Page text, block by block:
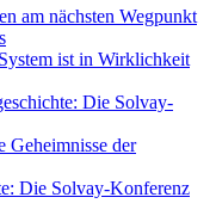
am nächsten Wegpunkt
ist in Wirklichkeit
Die Solvay-
Geheimnisse der
Die Solvay-Konferenz